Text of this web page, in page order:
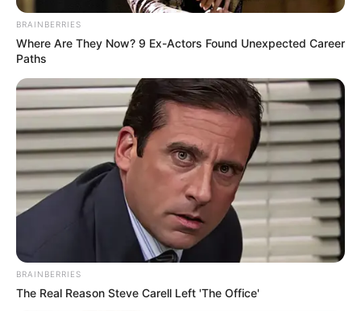
lendületesen erősödött, miközben a Fidesz
támogatottsága inkább stagnált vagy lassan
csökkent.
BRAINBERRIES
Where Are They Now? 9 Ex-Actors Found Unexpected Career
Paths
BRAINBERRIES
The Real Reason Steve Carell Left 'The Office'